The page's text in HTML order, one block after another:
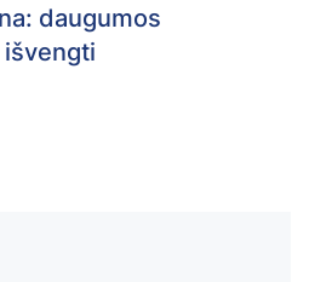
daugumos
išvengti